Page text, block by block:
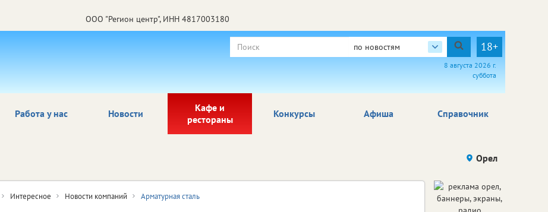
ООО "Регион центр", ИНН 4817003180
по новостям 18+
8 августа 2026 г.
суббота
Работа у нас Новости
Кафе и
рестораны
Афиша Справочник
Конкурсы
Орел
Интересное Новости компаний Арматурная сталь